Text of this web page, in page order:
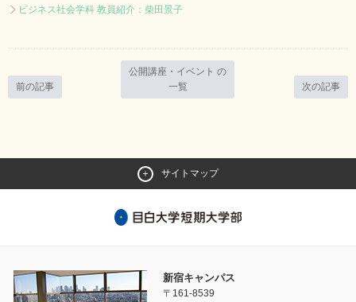
ビジネス社会学科 教員紹介：柴田景子
前の記事
公開講座・イベント の
一覧
次の記事
サイトマップ
新宿キャンパス
〒161-8539